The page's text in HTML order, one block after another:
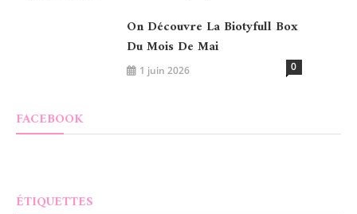
On Découvre La Biotyfull Box
Du Mois De Mai
1 juin 2026 0
FACEBOOK
ÉTIQUETTES